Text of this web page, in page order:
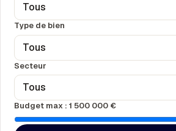
Tous
Type de bien
Tous
Secteur
Tous
Budget max :1 500 000 €